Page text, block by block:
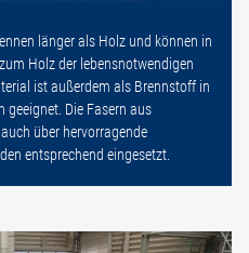
länger als Holz und können in
Holz der lebensnotwendigen
ist außerdem als Brennstoff in
geeignet. Die Fasern aus
über hervorragende
entsprechend eingesetzt.